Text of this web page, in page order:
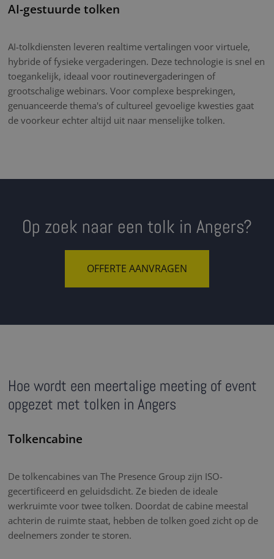
AI-gestuurde tolken
AI-tolkdiensten leveren realtime vertalingen voor virtuele,
hybride of fysieke vergaderingen. Deze technologie is snel en
toegankelijk, ideaal voor routinevergaderingen of
grootschalige webinars. Voor complexe besprekingen,
genuanceerde thema's of cultureel gevoelige kwesties gaat
de voorkeur echter altijd uit naar menselijke tolken.
Op zoek naar een tolk in Angers?
OFFERTE AANVRAGEN
Hoe wordt een meertalige meeting of event
opgezet met tolken in Angers
Tolkencabine
De tolkencabines van The Presence Group zijn ISO-
gecertificeerd en geluidsdicht. Ze bieden de ideale
werkruimte voor twee tolken. Doordat de cabine meestal
achterin de ruimte staat, hebben de tolken goed zicht op de
deelnemers zonder te storen.